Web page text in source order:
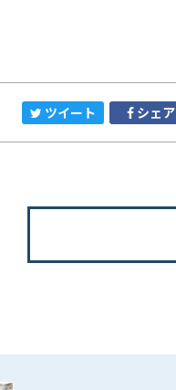
ツイート シェア